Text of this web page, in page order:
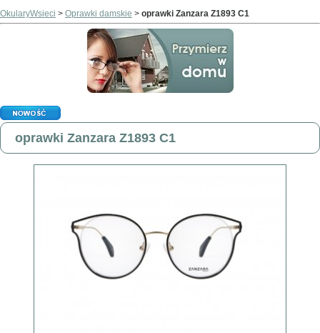
OkularyWsieci > Oprawki damskie > oprawki Zanzara Z1893 C1
oprawki Zanzara Z1893 C1